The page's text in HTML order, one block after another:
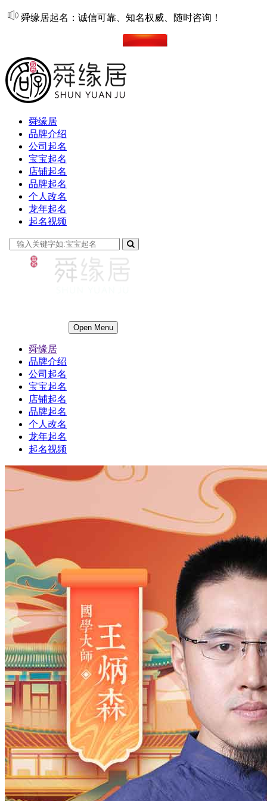
舜缘居起名：诚信可靠、知名权威、随时咨询！
舜缘居
品牌介绍
公司起名
宝宝起名
店铺起名
品牌起名
个人改名
龙年起名
起名视频
Open Menu
舜缘居
品牌介绍
公司起名
宝宝起名
店铺起名
品牌起名
个人改名
龙年起名
起名视频